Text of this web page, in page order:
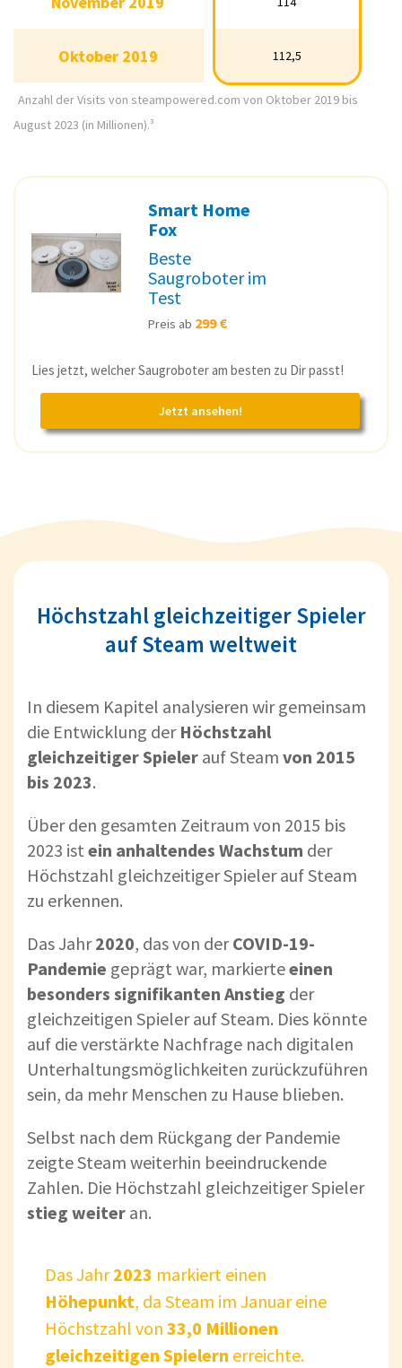
Oktober 2019 112,5
112,5
Oktober 2019
Anzahl der Visits von steampowered.com von Oktober 2019 bis
August 2023 (in Millionen).³
Smart Home
Fox
Beste
Saugroboter im
Test
Preis ab 299 €
Lies jetzt, welcher Saugroboter am besten zu Dir passt!
Jetzt ansehen!
Höchstzahl gleichzeitiger Spieler
auf Steam weltweit
In diesem Kapitel analysieren wir gemeinsam
die Entwicklung der Höchstzahl
gleichzeitiger Spieler auf Steam von 2015
bis 2023.
Über den gesamten Zeitraum von 2015 bis
2023 ist ein anhaltendes Wachstum der
Höchstzahl gleichzeitiger Spieler auf Steam
zu erkennen.
Das Jahr2020, das von derCOVID-19-
Pandemie geprägt war, markierteeinen
besonders signifikanten Anstieg der
gleichzeitigen Spieler auf Steam. Dies könnte
auf die verstärkte Nachfrage nach digitalen
Unterhaltungsmöglichkeiten zurückzuführen
sein, da mehr Menschen zu Hause blieben.
Selbst nach dem Rückgang der Pandemie
zeigte Steam weiterhin beeindruckende
Zahlen. Die Höchstzahl gleichzeitiger Spieler
stieg weiter an.
Das Jahr2023 markiert einen
Höhepunkt, da Steam im Januar eine
Höchstzahl von 33,0 Millionen
gleichzeitigen Spielern erreichte.